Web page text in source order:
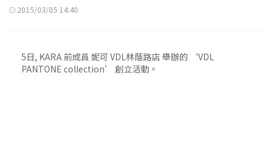
2015/03/05 14:40
5日, KARA 前成員 妮可 VDL林蔭路店 舉辦的 ‘VDL
PANTONE collection’ 創立活動。